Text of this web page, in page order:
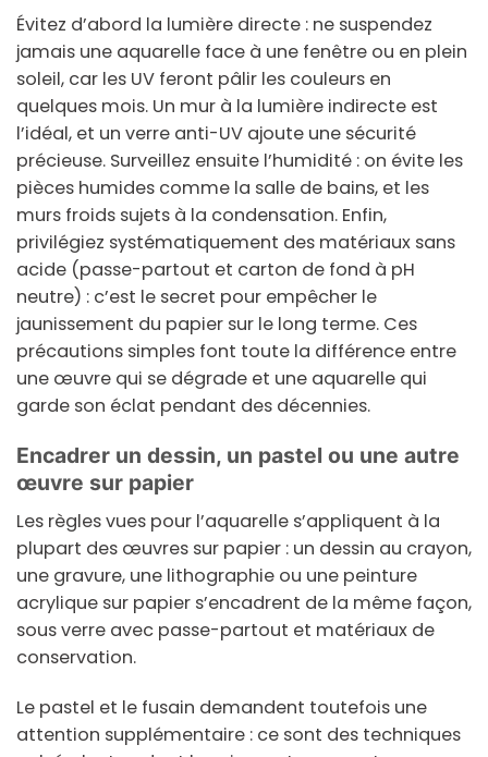
Évitez d’abord la lumière directe : ne suspendez
jamais une aquarelle face à une fenêtre ou en plein
soleil, car les UV feront pâlir les couleurs en
quelques mois. Un mur à la lumière indirecte est
l’idéal, et un verre anti-UV ajoute une sécurité
précieuse. Surveillez ensuite l’humidité : on évite les
pièces humides comme la salle de bains, et les
murs froids sujets à la condensation. Enfin,
privilégiez systématiquement des matériaux sans
acide (passe-partout et carton de fond à pH
neutre) : c’est le secret pour empêcher le
jaunissement du papier sur le long terme. Ces
précautions simples font toute la différence entre
une œuvre qui se dégrade et une aquarelle qui
garde son éclat pendant des décennies.
Encadrer un dessin, un pastel ou une autre
œuvre sur papier
Les règles vues pour l’aquarelle s’appliquent à la
plupart des œuvres sur papier : un dessin au crayon,
une gravure, une lithographie ou une peinture
acrylique sur papier s’encadrent de la même façon,
sous verre avec passe-partout et matériaux de
conservation.
Le pastel et le fusain demandent toutefois une
attention supplémentaire : ce sont des techniques